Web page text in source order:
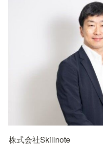
株式会社Skillnote